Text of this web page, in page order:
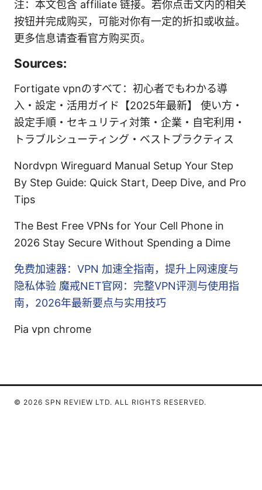
注：本文包含 affiliate 链接。若你点击文内的相关
按钮并完成购买，可能对你有一定的折扣或收益。
更多信息请查看官方购买页。
Sources:
Fortigate vpnのすべて：初心者でもわかる導
入・設定・活用ガイド【2025年最新】 使い方・
設定手順・セキュリティ対策・企業・自宅利用・
トラブルシューティング・ベストプラクティス
Nordvpn Wireguard Manual Setup Your Step
By Step Guide: Quick Start, Deep Dive, and Pro
Tips
The Best Free VPNs for Your Cell Phone in
2026 Stay Secure Without Spending a Dime
免费加速器：VPN 加速全指南，提升上网速度与
隐私体验 魔戒NET官网：完整VPN评测与使用指
南，2026年最新要点与实用技巧
Pia vpn chrome
© 2026 SPN REVIEW LTD. ALL RIGHTS RESERVED.